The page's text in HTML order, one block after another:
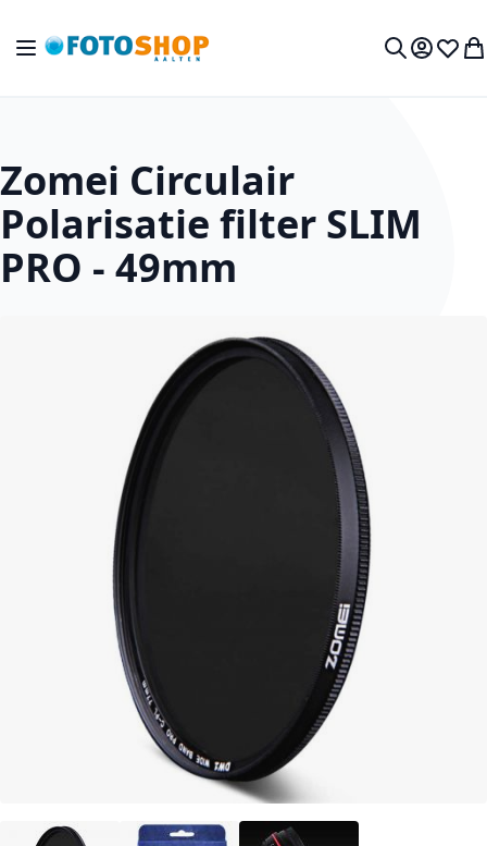
Toggle Nav
Mijn
Zomei Circulair
Polarisatie filter SLIM
PRO - 49mm